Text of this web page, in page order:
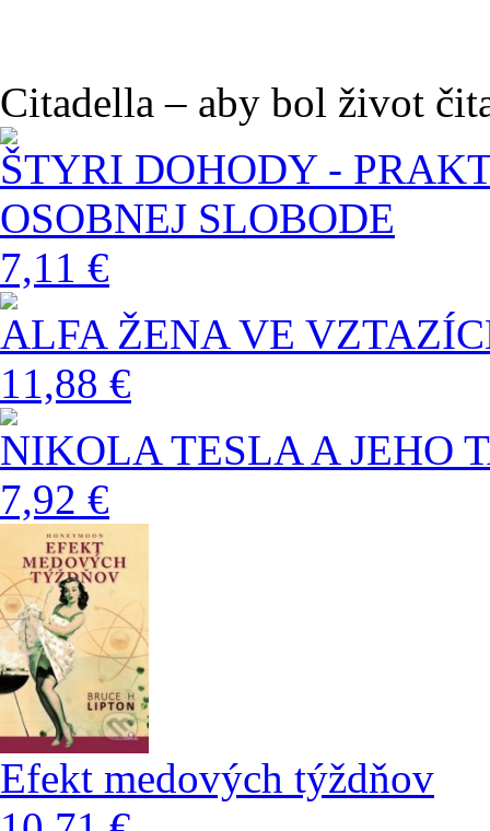
Citadella – aby bol život
ŠTYRI DOHODY -
OSOBNEJ SLOBODE
7,11 €
ALFA ŽENA VE
11,88 €
NIKOLA TESLA A JEHO
7,92 €
Efekt medových týždňov